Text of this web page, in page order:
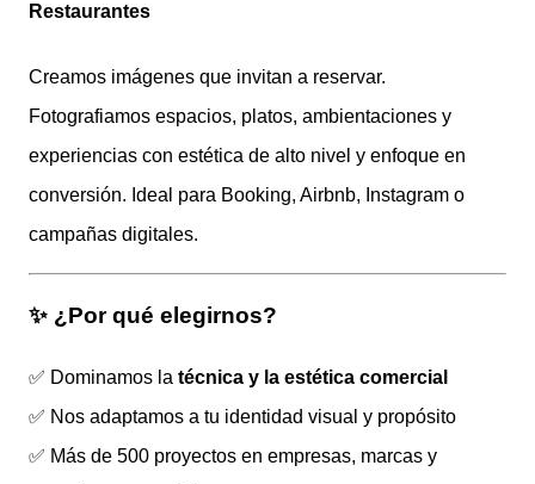
Restaurantes
Creamos imágenes que invitan a reservar.
Fotografiamos espacios, platos, ambientaciones y
experiencias con estética de alto nivel y enfoque en
conversión. Ideal para Booking, Airbnb, Instagram o
campañas digitales.
✨ ¿Por qué elegirnos?
✅ Dominamos la técnica y la estética comercial
✅ Nos adaptamos a tu identidad visual y propósito
✅ Más de 500 proyectos en empresas, marcas y